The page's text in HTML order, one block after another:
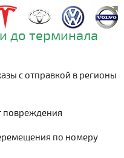
до терминала
с отправкой в регионы
повреждения
по номеру